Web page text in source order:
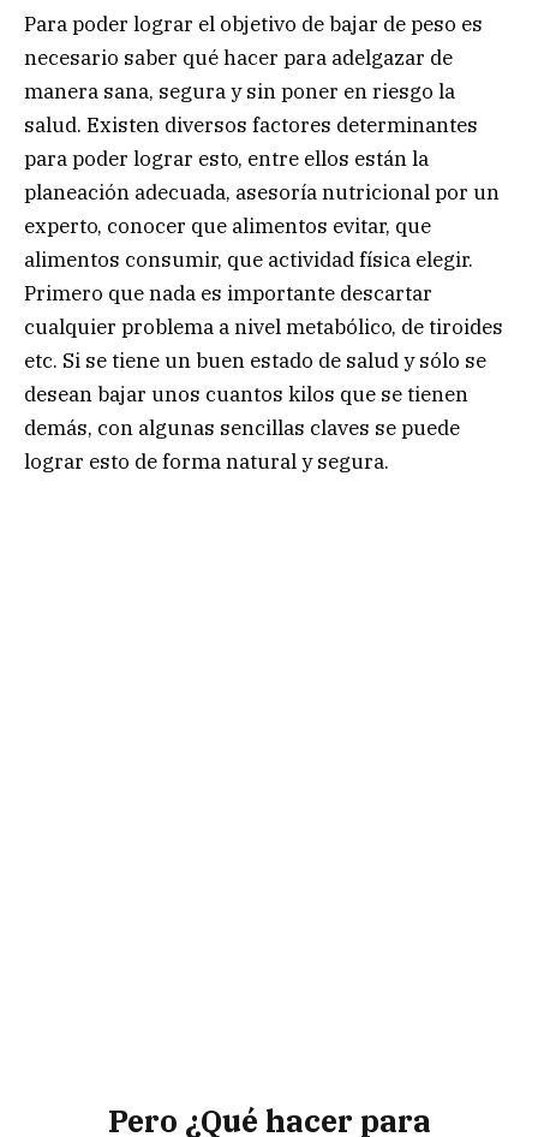
Para poder lograr el objetivo de bajar de peso es
necesario saber qué hacer para adelgazar de
manera sana, segura y sin poner en riesgo la
salud. Existen diversos factores determinantes
para poder lograr esto, entre ellos están la
planeación adecuada, asesoría nutricional por un
experto, conocer que alimentos evitar, que
alimentos consumir, que actividad física elegir.
Primero que nada es importante descartar
cualquier problema a nivel metabólico, de tiroides
etc. Si se tiene un buen estado de salud y sólo se
desean bajar unos cuantos kilos que se tienen
demás, con algunas sencillas claves se puede
lograr esto de forma natural y segura.
Pero ¿Qué hacer para